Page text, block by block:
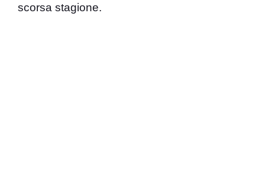
scorsa stagione.